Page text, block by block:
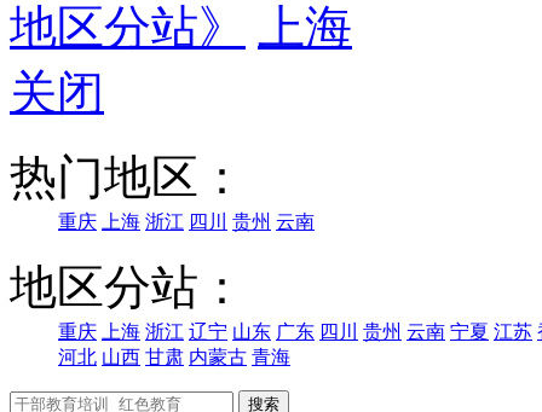
地区分站》
上海
关闭
热门地区：
重庆 上海 浙江 四川 贵州 云南
地区分站：
重庆 上海 浙江 辽宁 山东 广东 四川 贵州 云南 宁夏 江苏
河北 山西 甘肃 内蒙古 青海